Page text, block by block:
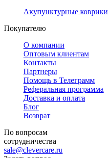
Акупунктурные коврики
Покупателю
О компании
Оптовым клиентам
Контакты
Партнеры
Помощь в Телеграмм
Реферальная программа
Доставка и оплата
Блог
Возврат
По вопросам
сотрудничества
sale@clevercare.ru